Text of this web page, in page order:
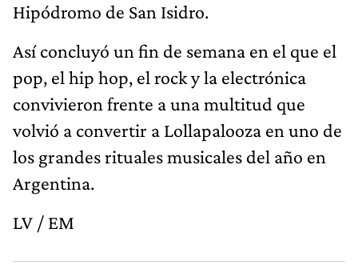
Hipódromo de San Isidro.
Así concluyó un fin de semana en el que el
pop, el hip hop, el rock y la electrónica
convivieron frente a una multitud que
volvió a convertir a Lollapalooza en uno de
los grandes rituales musicales del año en
Argentina.
LV / EM